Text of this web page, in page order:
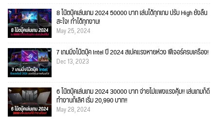
8 โน๊ตบุ๊คเล่นเกม 2024 50000 บาท เล่นได้ทุกเกม ปรับ High ยังลื่น
สะใจ! ทำได้ทุกงาน!
May 25, 2024
7 เกมมิ่งโน๊ตบุ๊ค Intel ปี 2024 สเปคแรงหายห่วง ฟีเจอร์ครบเครื่อง!
Dec 13, 2023
6 โน๊ตบุ๊คเล่นเกม 2024 30000 บาท จ่ายไม่แพงแรงคุ้ม!! เล่นเกมก็ดี
ทำงานก็เลิศ เริ่ม 20,990 บาท!!
May 28, 2024